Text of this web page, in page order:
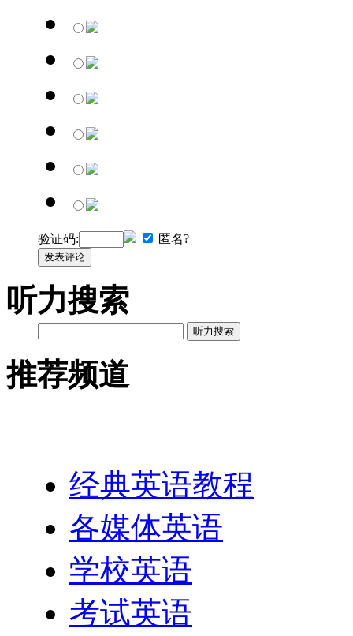
验证码: 匿名?
发表评论
听力搜索
听力搜索
推荐频道
经典英语教程
各媒体英语
学校英语
考试英语